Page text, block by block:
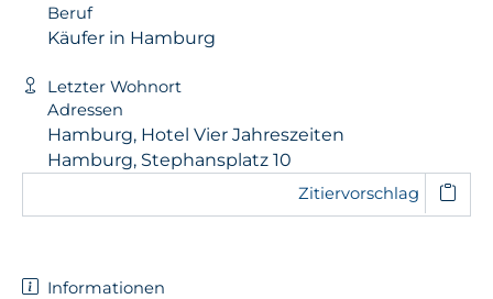
Beruf
Käufer in Hamburg
Letzter Wohnort
Adressen
Hamburg, Hotel Vier Jahreszeiten
Hamburg, Stephansplatz 10
Zitiervorschlag
Informationen